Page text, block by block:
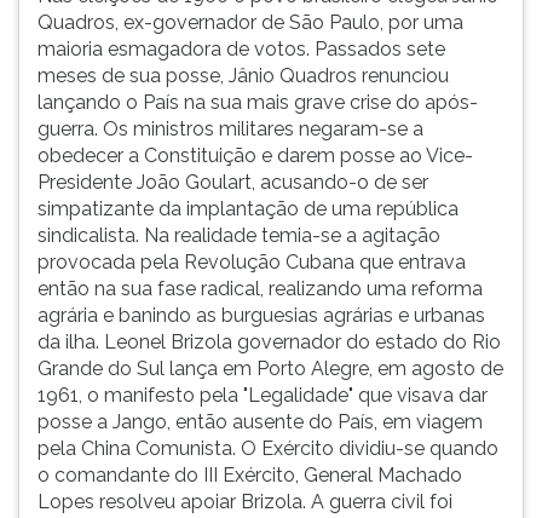
Quadros, ex-governador de São Paulo, por uma
maioria esmagadora de votos. Passados sete
meses de sua posse, Jânio Quadros renunciou
lançando o País na sua mais grave crise do após-
guerra. Os ministros militares negaram-se a
obedecer a Constituição e darem posse ao Vice-
Presidente João Goulart, acusando-o de ser
simpatizante da implantação de uma república
sindicalista. Na realidade temia-se a agitação
provocada pela Revolução Cubana que entrava
então na sua fase radical, realizando uma reforma
agrária e banindo as burguesias agrárias e urbanas
da ilha. Leonel Brizola governador do estado do Rio
Grande do Sul lança em Porto Alegre, em agosto de
1961, o manifesto pela "Legalidade" que visava dar
posse a Jango, então ausente do País, em viagem
pela China Comunista. O Exército dividiu-se quando
o comandante do III Exército, General Machado
Lopes resolveu apoiar Brizola. A guerra civil foi